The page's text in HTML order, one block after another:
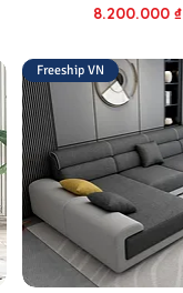
Giá
8.200.000 ₫
Freeship VN